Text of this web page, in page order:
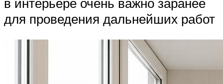
для проведения дальнейших работ